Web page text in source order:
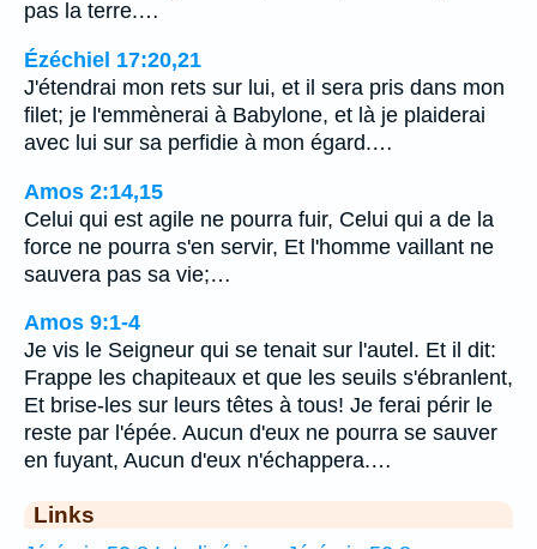
pas la terre.…
Ézéchiel 17:20,21
J'étendrai mon rets sur lui, et il sera pris dans mon
filet; je l'emmènerai à Babylone, et là je plaiderai
avec lui sur sa perfidie à mon égard.…
Amos 2:14,15
Celui qui est agile ne pourra fuir, Celui qui a de la
force ne pourra s'en servir, Et l'homme vaillant ne
sauvera pas sa vie;…
Amos 9:1-4
Je vis le Seigneur qui se tenait sur l'autel. Et il dit:
Frappe les chapiteaux et que les seuils s'ébranlent,
Et brise-les sur leurs têtes à tous! Je ferai périr le
reste par l'épée. Aucun d'eux ne pourra se sauver
en fuyant, Aucun d'eux n'échappera.…
Links